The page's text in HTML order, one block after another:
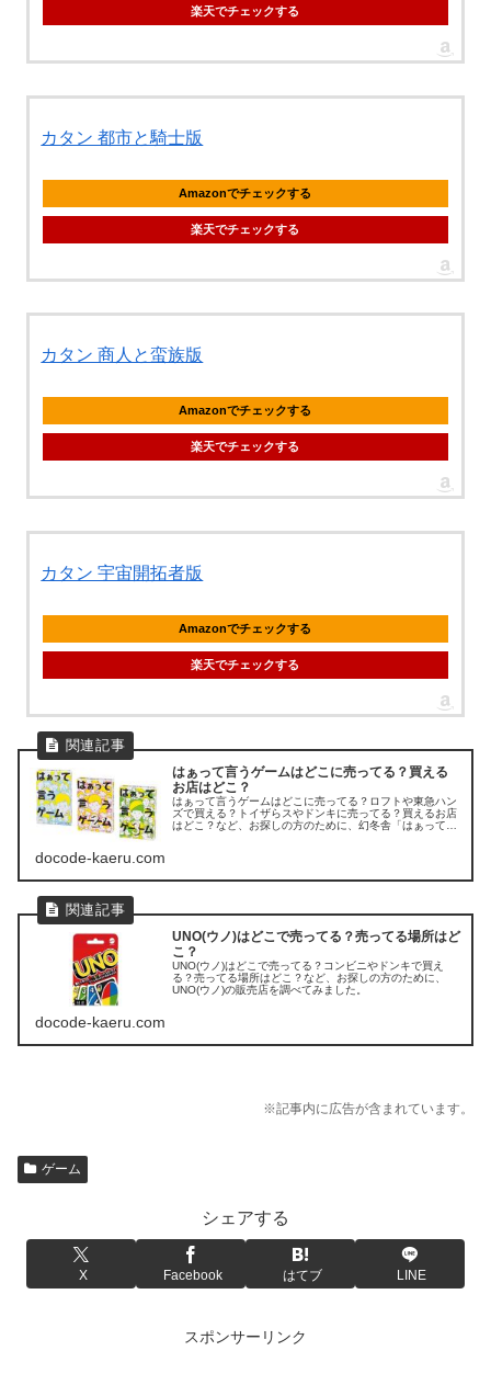
楽天でチェックする
カタン 都市と騎士版
Amazonでチェックする
楽天でチェックする
カタン 商人と蛮族版
Amazonでチェックする
楽天でチェックする
カタン 宇宙開拓者版
Amazonでチェックする
楽天でチェックする
はぁって言うゲームはどこに売ってる？買える
お店はどこ？
はぁって言うゲームはどこに売ってる？ロフトや東急ハン
ズで買える？トイザらスやドンキに売ってる？買えるお店
はどこ？など、お探しの方のために、幻冬舎「はぁって言
docode-kaeru.com
UNO(ウノ)はどこで売ってる？売ってる場所はど
こ？
UNO(ウノ)はどこで売ってる？コンビニやドンキで買え
る？売ってる場所はどこ？など、お探しの方のために、
UNO(ウノ)の販売店を調べてみました。
docode-kaeru.com
※記事内に広告が含まれています。
ゲーム
シェアする
X Facebook はてブ LINE
スポンサーリンク